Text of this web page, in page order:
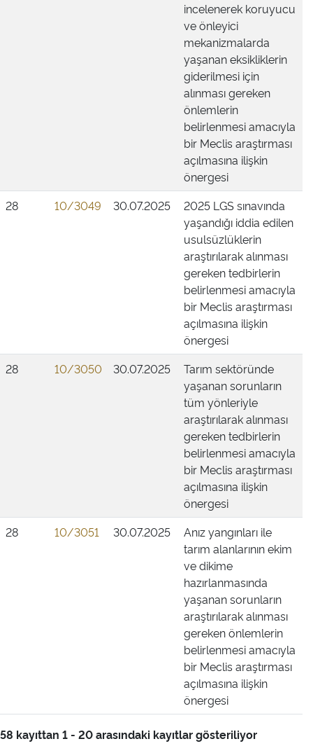
incelenerek koruyucu
ve önleyici
mekanizmalarda
yaşanan eksikliklerin
giderilmesi için
alınması gereken
önlemlerin
belirlenmesi amacıyla
bir Meclis araştırması
açılmasına ilişkin
önergesi
28
10/3049 30.07.2025
2025 LGS sınavında
yaşandığı iddia edilen
usulsüzlüklerin
araştırılarak alınması
gereken tedbirlerin
belirlenmesi amacıyla
bir Meclis araştırması
açılmasına ilişkin
önergesi
28
10/3050 30.07.2025
Tarım sektöründe
yaşanan sorunların
tüm yönleriyle
araştırılarak alınması
gereken tedbirlerin
belirlenmesi amacıyla
bir Meclis araştırması
açılmasına ilişkin
önergesi
28
10/3051 30.07.2025
Anız yangınları ile
tarım alanlarının ekim
ve dikime
hazırlanmasında
yaşanan sorunların
araştırılarak alınması
gereken önlemlerin
belirlenmesi amacıyla
bir Meclis araştırması
açılmasına ilişkin
önergesi
58 kayıttan 1 - 20 arasındaki kayıtlar gösteriliyor